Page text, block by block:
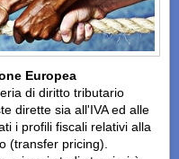
Europea
di diritto tributario
dirette sia all'IVA ed alle
i profili fiscali relativi alla
(transfer pricing).